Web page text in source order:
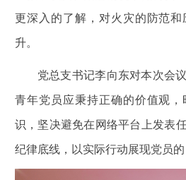
更深入的了解，对火灾的防范
升。
党总支书记李向东对本次会
青年党员应秉持正确的价值观
识，坚决避免在网络平台上发表
纪律底线，以实际行动展现党员的